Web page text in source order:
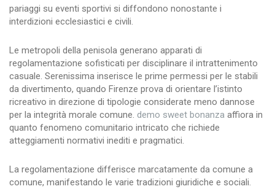
pariaggi su eventi sportivi si diffondono nonostante i
interdizioni ecclesiastici e civili.
Le metropoli della penisola generano apparati di
regolamentazione sofisticati per disciplinare il intrattenimento
casuale. Serenissima inserisce le prime permessi per le stabili
da divertimento, quando Firenze prova di orientare l’istinto
ricreativo in direzione di tipologie considerate meno dannose
per la integrità morale comune. demo sweet bonanza affiora in
quanto fenomeno comunitario intricato che richiede
atteggiamenti normativi inediti e pragmatici.
La regolamentazione differisce marcatamente da comune a
comune, manifestando le varie tradizioni giuridiche e sociali.